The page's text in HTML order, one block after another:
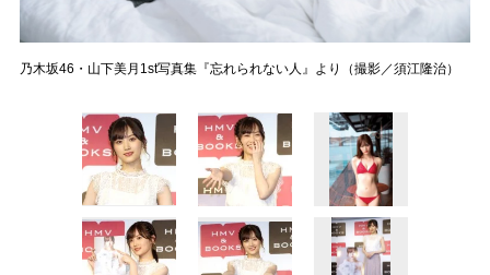
乃木坂46・山下美月1st写真集『忘れられない人』より（撮影／須江隆治）